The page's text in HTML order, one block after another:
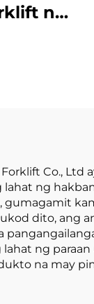
na
Co., Ltd
lahat ng
dito, ang
ng
na may